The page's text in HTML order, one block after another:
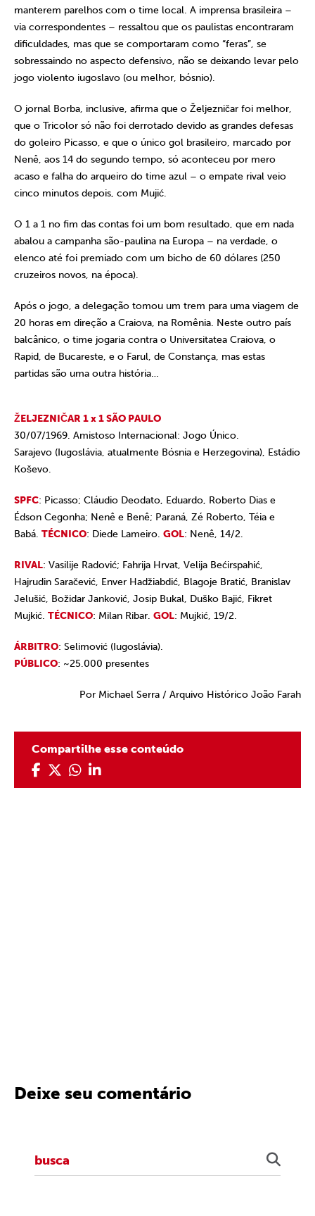
manterem parelhos com o time local. A imprensa brasileira –
via correspondentes – ressaltou que os paulistas encontraram
dificuldades, mas que se comportaram como “feras”, se
sobressaindo no aspecto defensivo, não se deixando levar pelo
jogo violento iugoslavo (ou melhor, bósnio).
O jornal Borba, inclusive, afirma que o Željezničar foi melhor,
que o Tricolor só não foi derrotado devido as grandes defesas
do goleiro Picasso, e que o único gol brasileiro, marcado por
Nenê, aos 14 do segundo tempo, só aconteceu por mero
acaso e falha do arqueiro do time azul – o empate rival veio
cinco minutos depois, com Mujić.
O 1 a 1 no fim das contas foi um bom resultado, que em nada
abalou a campanha são-paulina na Europa – na verdade, o
elenco até foi premiado com um bicho de 60 dólares (250
cruzeiros novos, na época).
Após o jogo, a delegação tomou um trem para uma viagem de
20 horas em direção a Craiova, na Romênia. Neste outro país
balcânico, o time jogaria contra o Universitatea Craiova, o
Rapid, de Bucareste, e o Farul, de Constança, mas estas
partidas são uma outra história…
ŽELJEZNIČAR 1 x 1 SÃO PAULO
30/07/1969. Amistoso Internacional: Jogo Único.
Sarajevo (Iugoslávia, atualmente Bósnia e Herzegovina), Estádio
Koševo.
SPFC: Picasso; Cláudio Deodato, Eduardo, Roberto Dias e
Édson Cegonha; Nenê e Benê; Paraná, Zé Roberto, Téia e
Babá. TÉCNICO: Diede Lameiro. GOL: Nenê, 14/2.
RIVAL: Vasilije Radović; Fahrija Hrvat, Velija Bećirspahić,
Hajrudin Saračević, Enver Hadžiabdić, Blagoje Bratić, Branislav
Jelušić, Božidar Janković, Josip Bukal, Duško Bajić, Fikret
Mujkić. TÉCNICO: Milan Ribar. GOL: Mujkić, 19/2.
ÁRBITRO: Selimović (Iugoslávia).
PÚBLICO: ~25.000 presentes
Por Michael Serra / Arquivo Histórico João Farah
Compartilhe esse conteúdo
Deixe seu comentário